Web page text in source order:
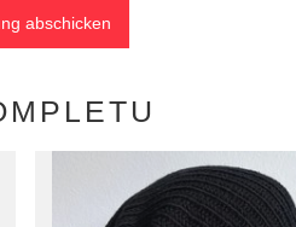
abschicken